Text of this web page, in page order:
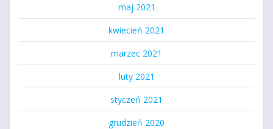
maj 2021
kwiecień 2021
marzec 2021
luty 2021
styczeń 2021
grudzień 2020